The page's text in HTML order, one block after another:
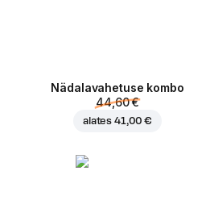
Nädalavahetuse kombo
44,60 €
alates 41,00 €